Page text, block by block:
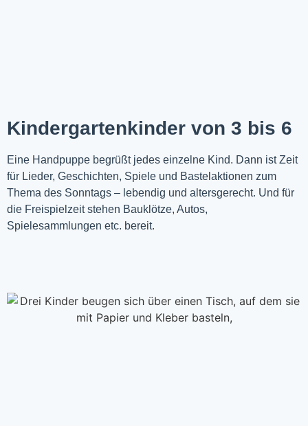
Kindergartenkinder von 3 bis 6
Eine Handpuppe begrüßt jedes einzelne Kind. Dann ist Zeit
für Lieder, Geschichten, Spiele und Bastelaktionen zum
Thema des Sonntags – lebendig und altersgerecht. Und für
die Freispielzeit stehen Bauklötze, Autos,
Spielesammlungen etc. bereit.